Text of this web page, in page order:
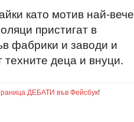
като мотив най-вече
пристигат в
фабрики и заводи и
техните деца и внуци.
ДЕБАТИ във Фейсбук!